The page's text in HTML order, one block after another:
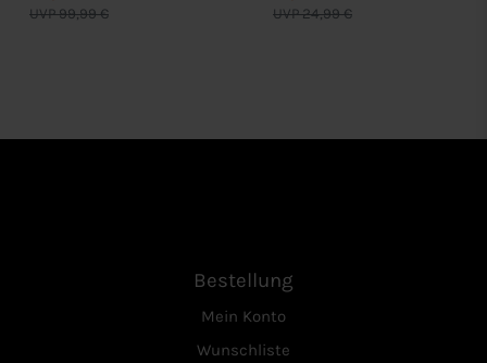
UVP 99,99 € UVP 24,99 €
Bestellung
Mein Konto
Wunschliste